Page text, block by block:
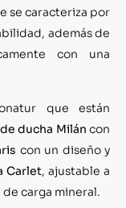
se caracteriza por
además de
con una
que están
ducha Miláncon
con un diseño y
Carlet, ajustable a
carga mineral.